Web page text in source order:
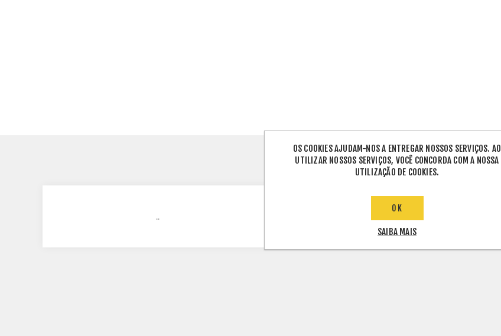
INFORMAÇÕES TÉCNICAS
..
OS COOKIES AJUDAM-NOS A ENTREGAR NOSSOS SERVIÇOS. AO
UTILIZAR NOSSOS SERVIÇOS, VOCÊ CONCORDA COM A NOSSA
UTILIZAÇÃO DE COOKIES.
OK
SAIBA MAIS